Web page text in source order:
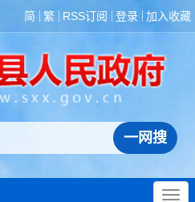
简 繁 RSS订阅 登录 加入收藏